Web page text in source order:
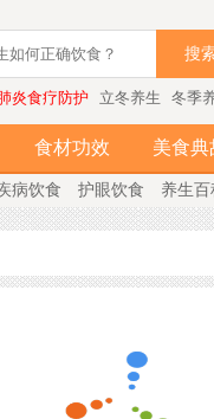
搜
炎食疗防护 立冬养生 冬季
食材功效 美食典
病饮食 护眼饮食 养生百